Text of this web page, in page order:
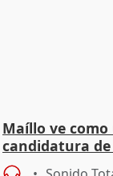
Maíllo ve
candidatura de